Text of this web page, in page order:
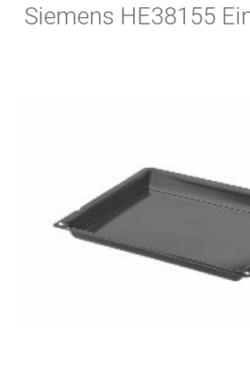
Siemens HE38155